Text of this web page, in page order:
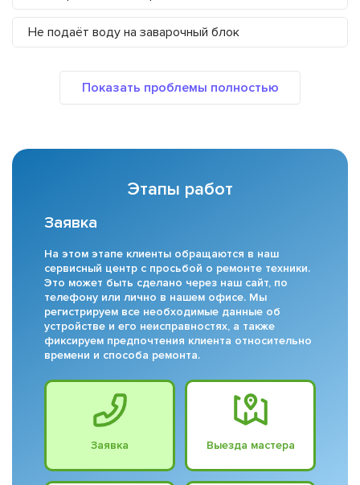
Не подаёт воду на заварочный блок
Этапы работ
Заявка
На этом этапе клиенты обращаются в наш
сервисный центр с просьбой о ремонте техники.
Это может быть сделано через наш сайт, по
телефону или лично в нашем офисе. Мы
регистрируем все необходимые данные об
устройстве и его неисправностях, а также
фиксируем предпочтения клиента относительно
времени и способа ремонта.
Заявка Выезда мастера